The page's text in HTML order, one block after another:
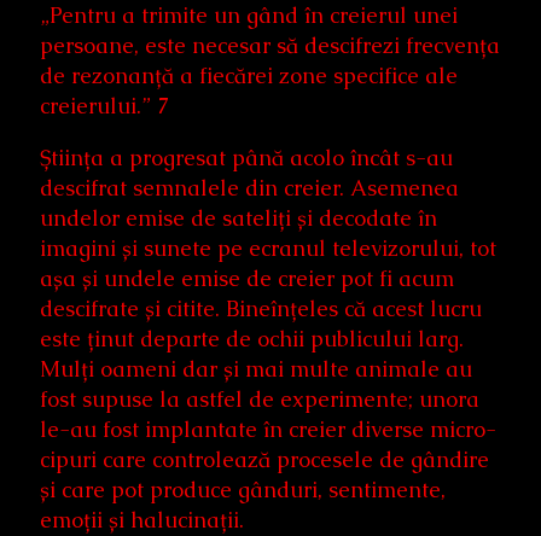
„Pentru a trimite un gând în creierul unei
persoane, este necesar să descifrezi frecvența
de rezonanță a fiecărei zone specifice ale
creierului.” 7
Știința a progresat până acolo încât s-au
descifrat semnalele din creier. Asemenea
undelor emise de sateliți și decodate în
imagini și sunete pe ecranul televizorului, tot
așa și undele emise de creier pot fi acum
descifrate și citite. Bineînțeles că acest lucru
este ținut departe de ochii publicului larg.
Mulți oameni dar și mai multe animale au
fost supuse la astfel de experimente; unora
le-au fost implantate în creier diverse micro-
cipuri care controlează procesele de gândire
și care pot produce gânduri, sentimente,
emoții și halucinații.